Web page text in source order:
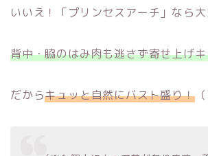
いいえ！「プリンセスアーチ」なら大
背中・脇のはみ肉も逃さず寄せ上げ
だからキュッと自然にバスト盛り！